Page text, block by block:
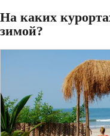
На каких
зимой?